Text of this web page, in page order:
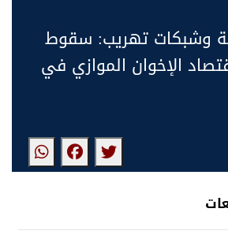
وشبكات تهريب: سقوط
الإخوان الموازي في